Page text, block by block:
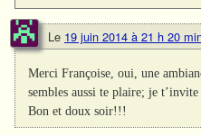
Le 19 juin 2014 à 21 h 20
Merci Françoise, oui, une
sembles aussi te plaire; je
Bon et doux soir!!!